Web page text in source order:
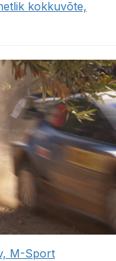
kokkuvõte,
M-Sport